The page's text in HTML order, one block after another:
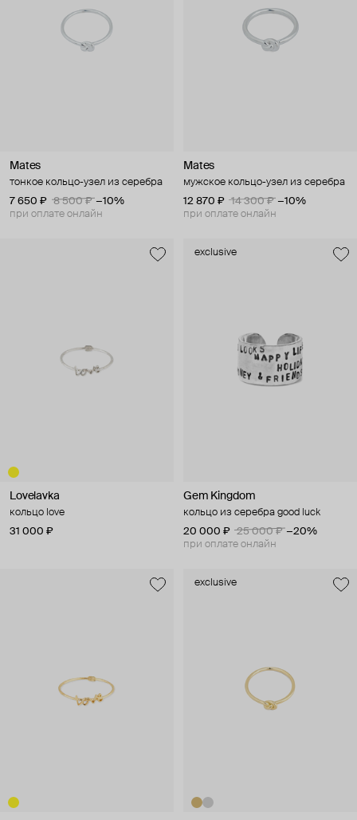
Mates
тонкое кольцо-узел из серебра
7 650 ₽
8 500 ₽ −10%
при оплате онлайн
Mates
мужское кольцо-узел из серебра
12 870 ₽
14 300 ₽ −10%
при оплате онлайн
Lovelavka
кольцо love
31 000 ₽
exclusive
Gem Kingdom
кольцо из серебра good luck
20 000 ₽
25 000 ₽ −20%
при оплате онлайн
exclusive